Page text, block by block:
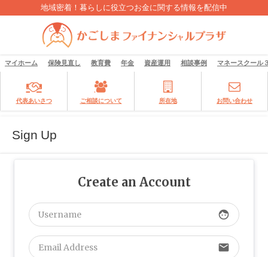
地域密着！暮らしに役立つお金に関する情報を配信中
マイホーム 保険見直し 教育費 年金 資産運用 相談事例 マネースクール
代表あいさつ ご相談について 所在地 お問い合わせ
Sign Up
Create an Account
face
email